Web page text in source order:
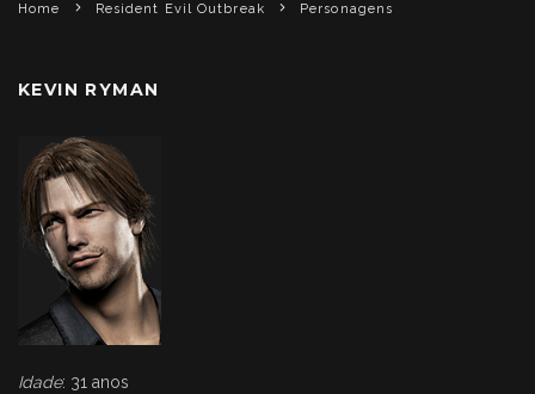
Home Resident Evil Outbreak Personagens
KEVIN RYMAN
Idade: 31 anos